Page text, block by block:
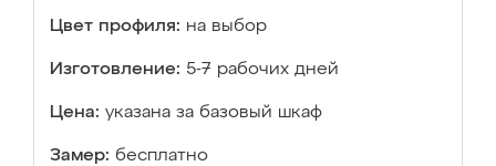
Цвет профиля: на выбор
Изготовление: 5-7 рабочих дней
Цена: указана за базовый шкаф
Замер: бесплатно